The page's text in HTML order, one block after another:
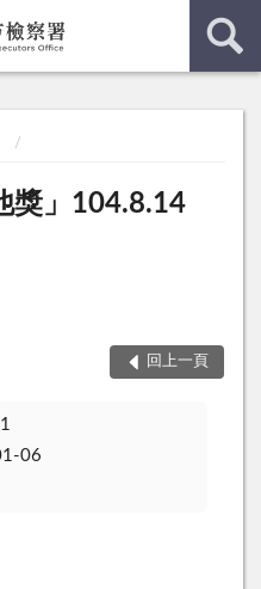
獎」104.8.14
回上一頁
06